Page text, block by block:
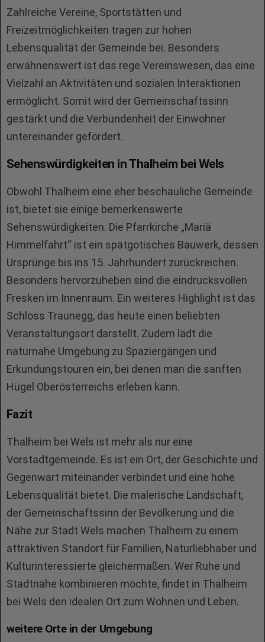
Zahlreiche Vereine, Sportstätten und
Freizeitmöglichkeiten tragen zur hohen
Lebensqualität der Gemeinde bei. Besonders
erwähnenswert ist das rege Vereinswesen, das eine
Vielzahl an Aktivitäten und sozialen Interaktionen
ermöglicht. Somit wird der Gemeinschaftssinn
gestärkt und die Verbundenheit der Einwohner
untereinander gefördert.
Sehenswürdigkeiten in Thalheim bei Wels
Obwohl Thalheim eine eher beschauliche Gemeinde
ist, bietet sie einige bemerkenswerte
Sehenswürdigkeiten. Die Pfarrkirche „Mariä
Himmelfahrt“ ist ein spätgotisches Bauwerk, dessen
Ursprünge bis ins 15. Jahrhundert zurückreichen.
Besonders hervorzuheben sind die eindrucksvollen
Fresken im Innenraum. Ein weiteres Highlight ist das
Schloss Traunegg, das heute einen beliebten
Veranstaltungsort darstellt. Zudem lädt die
naturnahe Umgebung zu Spaziergängen und
Erkundungstouren ein, bei denen man die sanften
Hügel Oberösterreichs erleben kann.
Fazit
Thalheim bei Wels ist mehr als nur eine
Vorstadtgemeinde. Es ist ein Ort, der Geschichte und
Gegenwart miteinander verbindet und eine hohe
Lebensqualität bietet. Die malerische Landschaft,
der Gemeinschaftssinn der Bevölkerung und die
Nähe zur Stadt Wels machen Thalheim zu einem
attraktiven Standort für Familien, Naturliebhaber und
Kulturinteressierte gleichermaßen. Wer Ruhe und
Stadtnähe kombinieren möchte, findet in Thalheim
bei Wels den idealen Ort zum Wohnen und Leben.
weitere Orte in der Umgebung